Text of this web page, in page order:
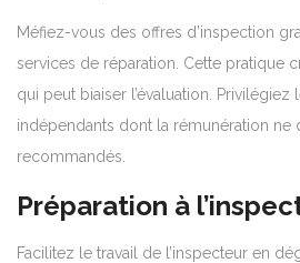
Méfiez-vous des offres d’inspection
services de réparation. Cette pratique
qui peut biaiser l’évaluation. Privilégiez
indépendants dont la rémunération ne
recommandés.
Préparation à
Facilitez le travail de l’inspecteur en